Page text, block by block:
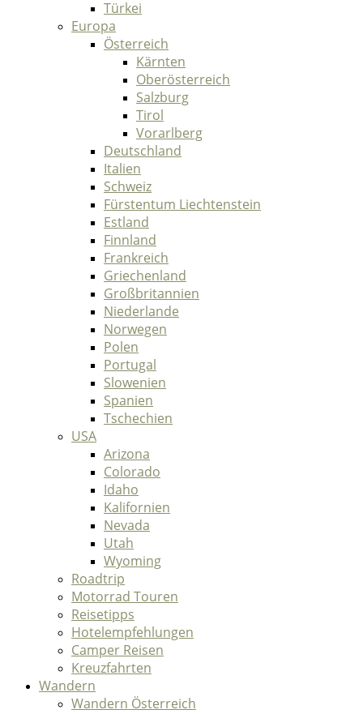
Türkei
Europa
Österreich
Kärnten
Oberösterreich
Salzburg
Tirol
Vorarlberg
Deutschland
Italien
Schweiz
Fürstentum Liechtenstein
Estland
Finnland
Frankreich
Griechenland
Großbritannien
Niederlande
Norwegen
Polen
Portugal
Slowenien
Spanien
Tschechien
USA
Arizona
Colorado
Idaho
Kalifornien
Nevada
Utah
Wyoming
Roadtrip
Motorrad Touren
Reisetipps
Hotelempfehlungen
Camper Reisen
Kreuzfahrten
Wandern
Wandern Österreich